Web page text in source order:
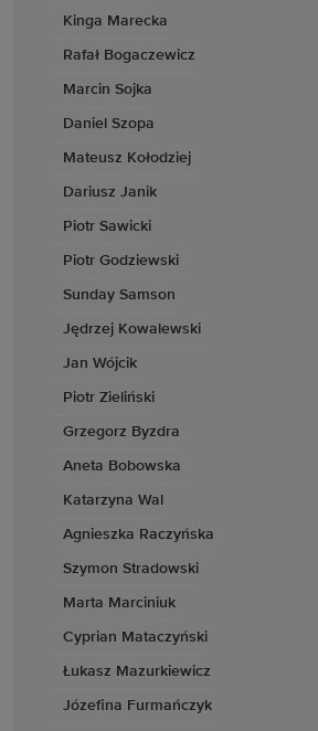
Kinga Marecka
Rafał Bogaczewicz
Marcin Sojka
Daniel Szopa
Mateusz Kołodziej
Dariusz Janik
Piotr Sawicki
Piotr Godziewski
Sunday Samson
Jędrzej Kowalewski
Jan Wójcik
Piotr Zieliński
Grzegorz Byzdra
Aneta Bobowska
Katarzyna Wal
Agnieszka Raczyńska
Szymon Stradowski
Marta Marciniuk
Cyprian Mataczyński
Łukasz Mazurkiewicz
Józefina Furmańczyk